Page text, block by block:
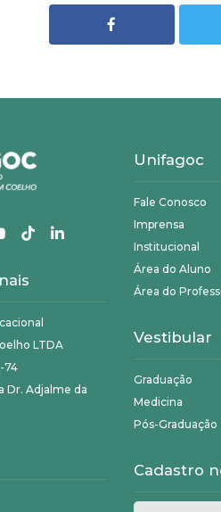
LTDA
74
Dr. Adjalme da
Unifagoc
Fale Conosco
Imprensa
Institucional
Área do Aluno
Área do
Vestibular
Graduação
Medicina
Pós-Graduação
Cadastro